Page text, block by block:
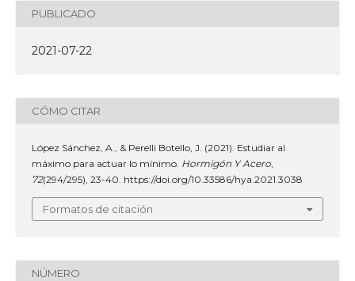
PUBLICADO
2021-07-22
CÓMO CITAR
López Sánchez, A., & Perelli Botello, J. (2021). Estudiar al
máximo para actuar lo mínimo. Hormigón Y Acero
72(294/295), 23-40. https://doi.org/10.33586/hya.2021.3038
Formatos de citación
NÚMERO